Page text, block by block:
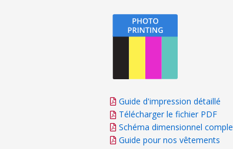
Guide d'impression détaillé
Télécharger le fichier PDF
Schéma dimensionnel
Guide pour nos vêtements